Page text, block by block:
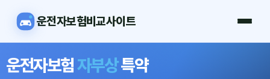
운전자보험비교사이트
운전자보험자부상특약